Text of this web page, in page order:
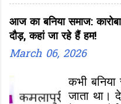
पत्र लिखा
में सामाजिक
स्थायी
कमलापुरी
उचित कदम
आज का बनिया समाज:
दौड़, कहां जा रहे हैं हम!
March 06, 2026
कभी बनिया
जाता था।